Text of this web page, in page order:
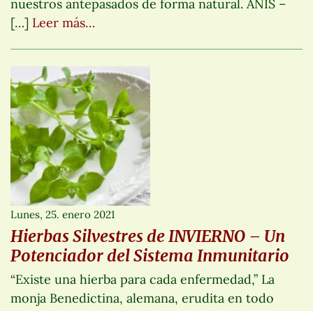
nuestros antepasados de forma natural. ANIS –
[…] Leer más…
Lunes, 25. enero 2021
Hierbas Silvestres de INVIERNO – Un
Potenciador del Sistema Inmunitario
“Existe una hierba para cada enfermedad,” La
monja Benedictina, alemana, erudita en todo